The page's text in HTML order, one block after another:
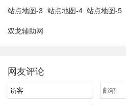
站点地图-3 站点地图-4 站点地图-5
双龙辅助网
网友评论